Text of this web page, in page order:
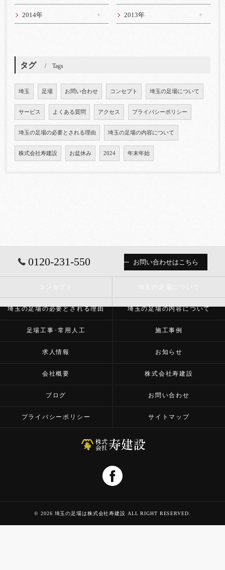
2014年 2013年
タグ Tags
埼玉 足場 お問い合わせ コンセプト 埼玉の足場について
サービス よくある質問 アクセス プライバシーポリシー
埼玉の足場の必要とされる理由 埼玉の足場の内容について
株式会社寿建設 お盆休み 2024 年末年始
0120-231-550 お問い合わせはこちら
埼玉の足場の必要とされる理由 埼玉の足場の内容について
足場工事･常用人工 施工事例
求人情報 お知らせ
会社概要 株式会社寿建設
ブログ お問い合わせ
プライバシーポリシー サイトマップ
© 2026 埼玉の足場は株式会社寿建設 ALL RIGHT RESERVED.